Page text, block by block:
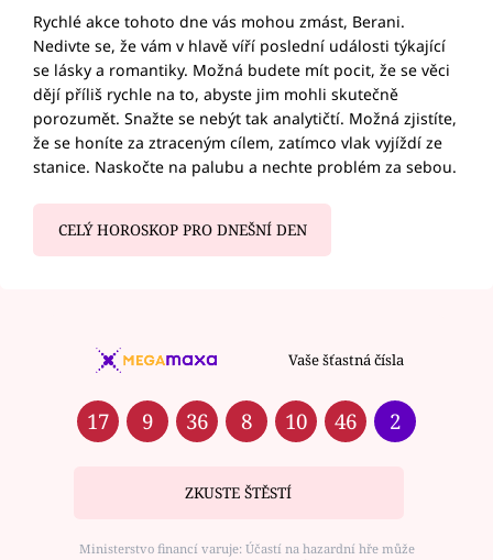
Rychlé akce tohoto dne vás mohou zmást, Berani.
Nedivte se, že vám v hlavě víří poslední události týkající
se lásky a romantiky. Možná budete mít pocit, že se věci
dějí příliš rychle na to, abyste jim mohli skutečně
porozumět. Snažte se nebýt tak analytičtí. Možná zjistíte,
že se honíte za ztraceným cílem, zatímco vlak vyjíždí ze
stanice. Naskočte na palubu a nechte problém za sebou.
CELÝ HOROSKOP PRO DNEŠNÍ DEN
Vaše šťastná čísla
17 9 36 8 10 46 2
ZKUSTE ŠTĚSTÍ
Ministerstvo financí varuje: Účastí na hazardní hře může